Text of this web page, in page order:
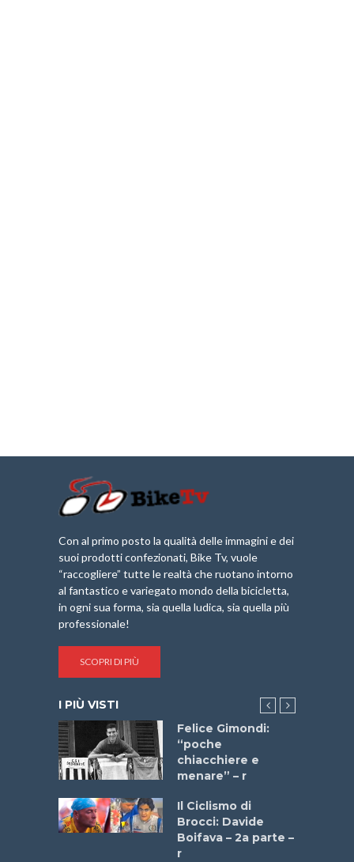
Con al primo posto la qualità delle immagini e dei
suoi prodotti confezionati, Bike Tv, vuole
“raccogliere” tutte le realtà che ruotano intorno
al fantastico e variegato mondo della bicicletta,
in ogni sua forma, sia quella ludica, sia quella più
professionale!
SCOPRI DI PIÙ
I PIÙ VISTI
Felice Gimondi:
“poche
chiacchiere e
menare” – r
Il Ciclismo di
Brocci: Davide
Boifava – 2a parte –
r